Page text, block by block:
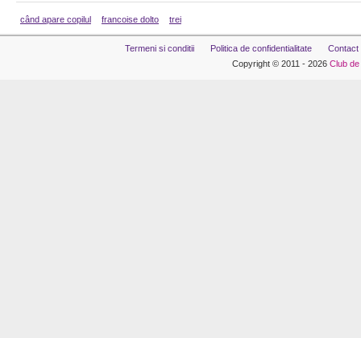
când apare copilul francoise dolto trei
Termeni si conditii Politica de confidentialitate
Contact
Copyright © 2011 - 2026 Club